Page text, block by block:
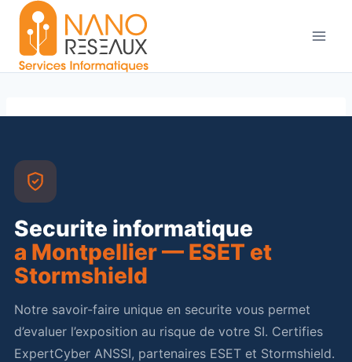
Aller
contenu
Securite informatique
a Montpellier — ESET et
Stormshield
Notre savoir-faire unique en securite vous permet
d’evaluer l’exposition au risque de votre SI. Certifies
ExpertCyber ANSSI, partenaires ESET et Stormshield.